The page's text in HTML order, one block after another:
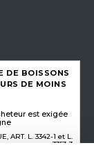
DE BOISSONS
DE MOINS
est exigée
ART. L. 3342-1 et L.
3353-3